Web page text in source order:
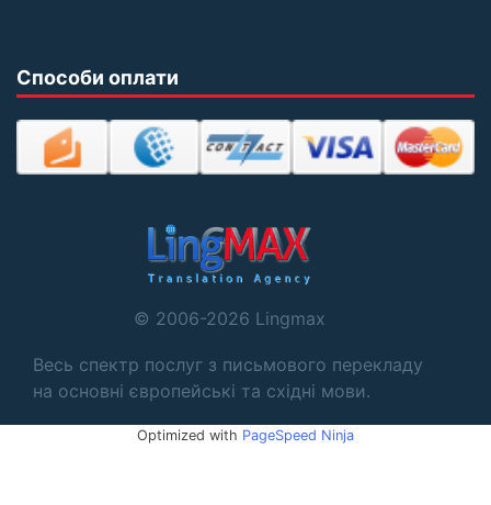
Способи оплати
© 2006-2026 Lingmax
Весь спектр послуг з письмового перекладу
на основні європейські та східні мови.
Optimized with PageSpeed Ninja